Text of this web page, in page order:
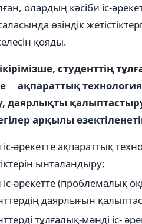
олардың кəсіби іс-
өзіндік
қояды.
студенттің
ақпараттық
даярлықты
арқылы
іс-əрекетте ақпараттық
ынталандыру;
іс-əрекетте (проблемалық
даярлығын
тұлғалық-мəнді іс-